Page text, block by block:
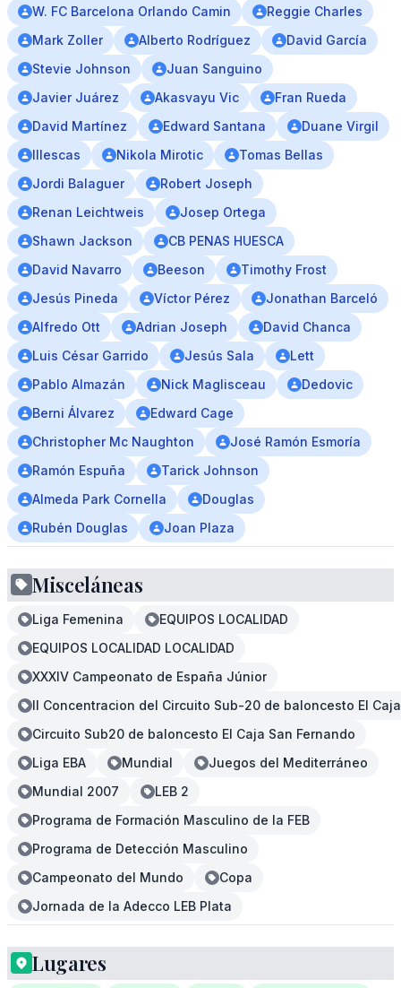
W. FC Barcelona Orlando Camin
Reggie Charles
Mark Zoller
Alberto Rodríguez
David García
Stevie Johnson
Juan Sanguino
Javier Juárez
Akasvayu Vic
Fran Rueda
David Martínez
Edward Santana
Duane Virgil
Illescas
Nikola Mirotic
Tomas Bellas
Jordi Balaguer
Robert Joseph
Renan Leichtweis
Josep Ortega
Shawn Jackson
CB PENAS HUESCA
David Navarro
Beeson
Timothy Frost
Jesús Pineda
Víctor Pérez
Jonathan Barceló
Alfredo Ott
Adrian Joseph
David Chanca
Luis César Garrido
Jesús Sala
Lett
Pablo Almazán
Nick Maglisceau
Dedovic
Berni Álvarez
Edward Cage
Christopher Mc Naughton
José Ramón Esmoría
Ramón Espuña
Tarick Johnson
Almeda Park Cornella
Douglas
Rubén Douglas
Joan Plaza
Misceláneas
Liga Femenina
EQUIPOS LOCALIDAD
EQUIPOS LOCALIDAD LOCALIDAD
XXXIV Campeonato de España Júnior
II Concentracion del Circuito Sub-20 de baloncesto El
Circuito Sub20 de baloncesto El Caja San Fernando
Liga EBA
Mundial
Juegos del Mediterráneo
Mundial 2007
LEB 2
Programa de Formación Masculino de la FEB
Programa de Detección Masculino
Campeonato del Mundo
Copa
Jornada de la Adecco LEB Plata
Lugares